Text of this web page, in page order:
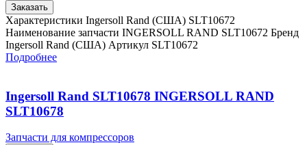
Заказать
Характеристики Ingersoll Rand (США) SLT10672
Наименование запчасти INGERSOLL RAND SLT10672 Бренд
Ingersoll Rand (США) Артикул SLT10672
Подробнее
Ingersoll Rand SLT10678 INGERSOLL RAND
SLT10678
Запчасти для компрессоров